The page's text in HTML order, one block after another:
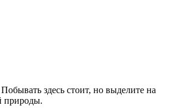
здесь стоит, но выделите на
природы.